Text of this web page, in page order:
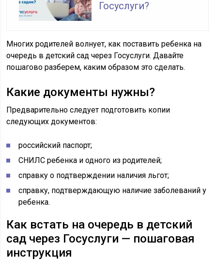
Госуслуги?
Многих родителей волнует, как поставить ребенка на
очередь в детский сад через Госуслуги. Давайте
пошагово разберем, каким образом это сделать.
Какие документы нужны?
Предварительно следует подготовить копии
следующих документов:
российский паспорт;
СНИЛС ребенка и одного из родителей;
справку о подтверждении наличия льгот;
справку, подтверждающую наличие заболеваний у
ребенка.
Как встать на очередь в детский
сад через Госуслуги — пошаговая
инструкция